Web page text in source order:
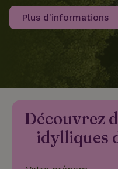
Plus d'informations
Découvrez
idylliques
recently_viewed_houses
_nhft_safety-deposit-